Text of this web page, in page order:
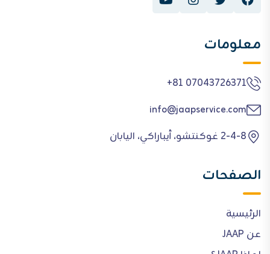
معلومات
+81 07043726371
info@jaapservice.com
2-4-8 غوكنتشو، أيباراكي، اليابان
الصفحات
الرئيسية
عن JAAP